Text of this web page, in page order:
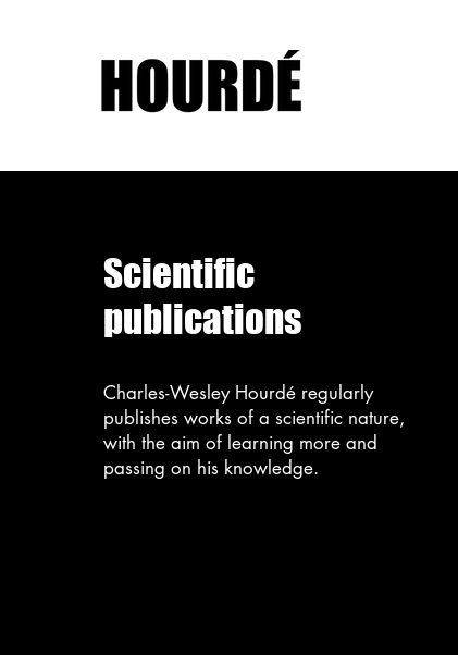
Scientific
publications
Charles-Wesley Hourdé regularly
publishes works of a scientific nature,
with the aim of learning more and
passing on his knowledge.